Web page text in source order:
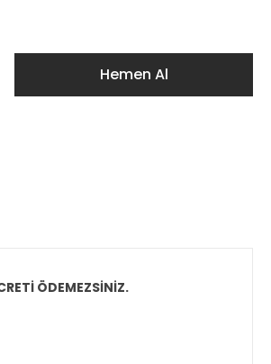
Hemen Al
ÖDEMEZSİNİZ.